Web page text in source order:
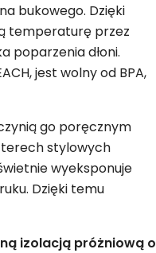
bukowego. Dzięki
temperaturę przez
poparzenia dłoni.
jest wolny od BPA,
go poręcznym
stylowych
wyeksponuje
Dzięki temu
izolacją próżniową o